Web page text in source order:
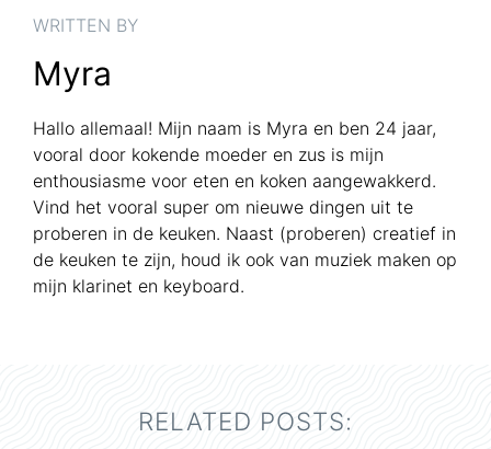
WRITTEN BY
Myra
Hallo allemaal! Mijn naam is Myra en ben 24 jaar,
vooral door kokende moeder en zus is mijn
enthousiasme voor eten en koken aangewakkerd.
Vind het vooral super om nieuwe dingen uit te
proberen in de keuken. Naast (proberen) creatief in
de keuken te zijn, houd ik ook van muziek maken op
mijn klarinet en keyboard.
RELATED POSTS: